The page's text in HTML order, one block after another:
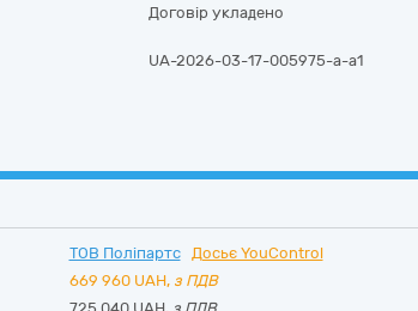
Договір укладено
UA-2026-03-17-005975-a-a1
ТОВ Поліпартс
Досьє YouControl
669 960 UAH, з ПДВ